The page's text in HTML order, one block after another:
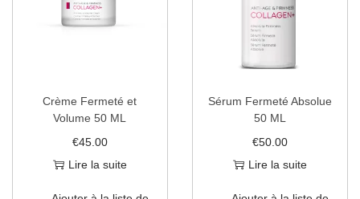
Crème Fermeté et
Volume 50 ML
€45.00
Lire la suite
Sérum Fermeté Absolue
50 ML
€50.00
Lire la suite